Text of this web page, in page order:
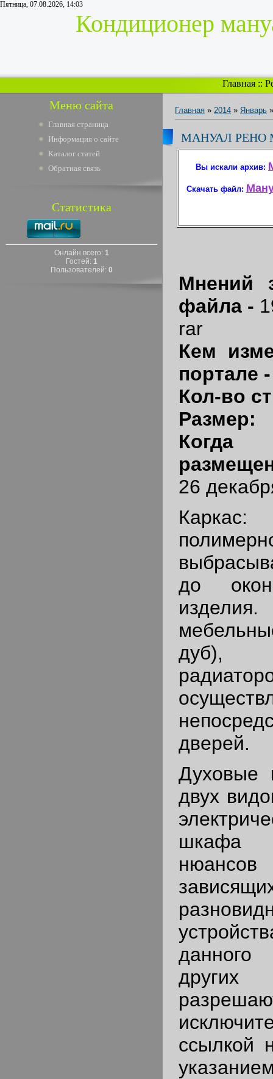
Пятница, 07.08.2026, 14:03
Кондиционер
Главная::
Меню сайта
Главная страница
Информация о сайте
Каталог статей
Обратная связь
Статистика
Онлайн всего: 1
Гостей: 1
Пользователей: 0
Главная » 2014 » Январь »
МАНУАЛ РЕНО
Вы искали архив:
Скачать файл:
Мнений
файла -
rar
Кем
портале
Кол-во
Размер:
26
Каркас:
до
дуб),
дверей.
Духовые
двух
шкафа
данного
ссылкой